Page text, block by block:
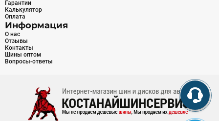
Гарантии
Калькулятор
Оплата
Информация
О нас
Отзывы
Контакты
Шины оптом
Вопросы-ответы